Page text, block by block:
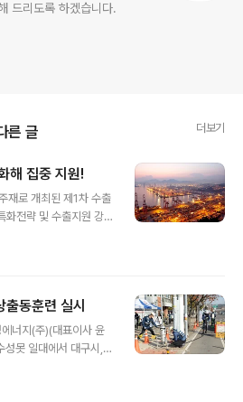
드리도록 하겠습니다.
른 글 더보기
해 집중 지원!
재로 개최된 제1차 수출
화전략 및 수출지원 강
엄중히 인식하고 이를
주력시장 : 아세안, 미
의 57%를 차지하고 있
인이 함께 있어 전략
) 및 품목 확대(소비재,
동훈련 실시
너지(주)(대표이사 윤
못 일대에서 대구시,
가정한 도시가스 비상